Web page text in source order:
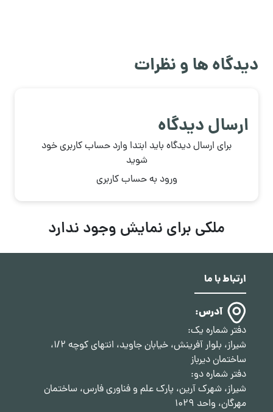
دیدگاه ها و نظرات
ارسال دیدگاه
برای ارسال دیدگاه باید ابتدا وارد حساب کاربری خود
شوید
ورود به حساب کاربری
ملکی برای نمایش وجود ندارد
ارتباط با ما
آدرس:
دفتر شماره یک:
شیراز، بلوار آفرینش، خیابان جاوید، انتهای کوچه 1/2،
ساختمان دیرباز
دفتر شماره دو:
شیراز، شهرک آرین، پارک علم و فناوری فارس، ساختمان
مهرگان، واحد 1029